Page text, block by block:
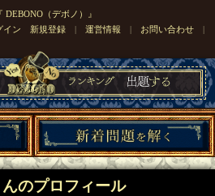
（デボノ）』
イン 新規登録 |運営情報 | お問い合わせ |
のプロフィール